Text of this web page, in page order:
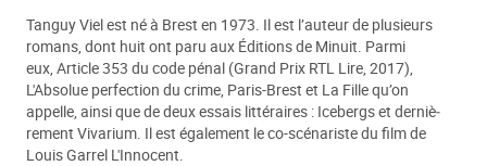
Tanguy Viel est né à Brest en 1973. Il est l’auteur de plusieurs
romans, dont huit ont paru aux Éditions de Minuit. Parmi
eux, Article 353 du code pénal (Grand Prix RTL Lire, 2017),
L'Absolue perfection du crime, Paris-Brest et La Fille qu’on
appelle, ainsi que de deux essais littéraires : Icebergs et derniè­
rement Vivarium. Il est également le co-scénariste du film de
Louis Garrel L'Innocent.